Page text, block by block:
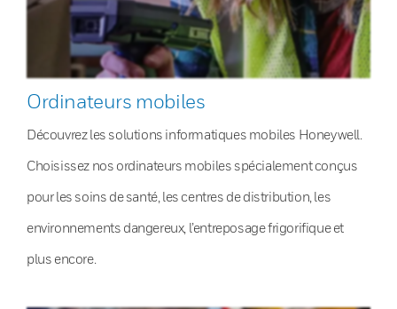
Ordinateurs mobiles
Découvrez les solutions informatiques mobiles Honeywell.
Choisissez nos ordinateurs mobiles spécialement conçus
pour les soins de santé, les centres de distribution, les
environnements dangereux, l’entreposage frigorifique et
plus encore.